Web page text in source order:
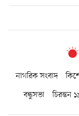
নাগরিক সংবাদ
বন্ধুসভা
চিরন্তন